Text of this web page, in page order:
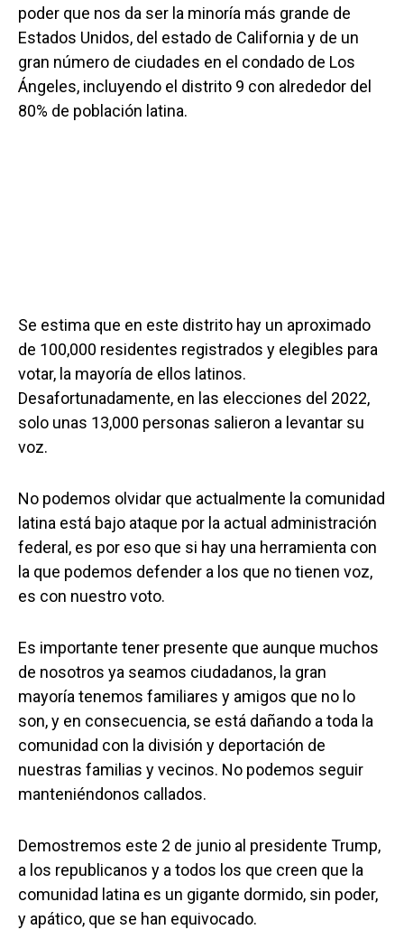
poder que nos da ser la minoría más grande de
Estados Unidos, del estado de California y de un
gran número de ciudades en el condado de Los
Ángeles, incluyendo el distrito 9 con alrededor del
80% de población latina.
Se estima que en este distrito hay un aproximado
de 100,000 residentes registrados y elegibles para
votar, la mayoría de ellos latinos.
Desafortunadamente, en las elecciones del 2022,
solo unas 13,000 personas salieron a levantar su
voz.
No podemos olvidar que actualmente la comunidad
latina está bajo ataque por la actual administración
federal, es por eso que si hay una herramienta con
la que podemos defender a los que no tienen voz,
es con nuestro voto.
Es importante tener presente que aunque muchos
de nosotros ya seamos ciudadanos, la gran
mayoría tenemos familiares y amigos que no lo
son, y en consecuencia, se está dañando a toda la
comunidad con la división y deportación de
nuestras familias y vecinos. No podemos seguir
manteniéndonos callados.
Demostremos este 2 de junio al presidente Trump,
a los republicanos y a todos los que creen que la
comunidad latina es un gigante dormido, sin poder,
y apático, que se han equivocado.